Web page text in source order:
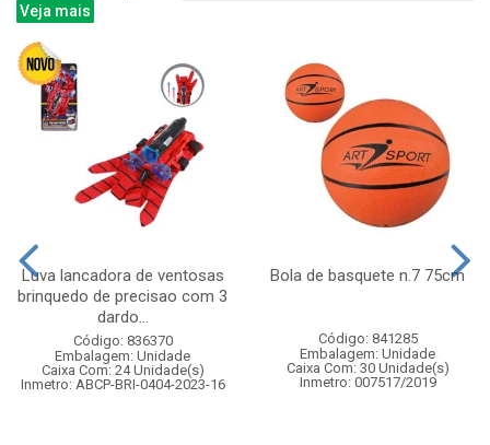
Veja mais
Luva lancadora de ventosas
brinquedo de precisao com 3
dardo...
Código: 836370
Embalagem: Unidade
Caixa Com: 24 Unidade(s)
Inmetro: ABCP-BRI-0404-2023-16
Bola de basquete n.7 75cm
Código: 841285
Embalagem: Unidade
Caixa Com: 30 Unidade(s)
Inmetro: 007517/2019